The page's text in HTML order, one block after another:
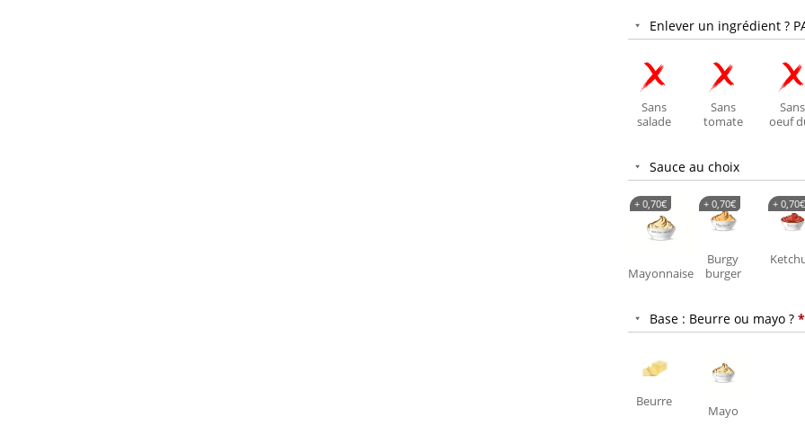
Enlever un ingrédient ?
Sans
salade
Sans
tomate
Sans
oeuf
Sauce au choix
Mayonnaise
+ 0,70€
Burgy
burger
+ 0,70€ + 0,70€
Base : Beurre ou mayo ? *
Beurre
Mayo